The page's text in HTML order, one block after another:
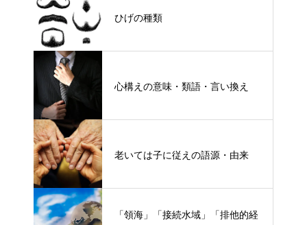
ひげの種類
心構えの意味・類語・言い換え
老いては子に従えの語源・由来
「領海」「接続水域」「排他的経